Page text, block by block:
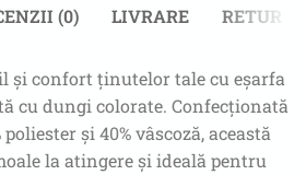
(0) LIVRARE RETUR
și confort ținutelor tale cu eșarfa
cu dungi colorate. Confecționată
și 40% vâscoză, această
la atingere și ideală pentru